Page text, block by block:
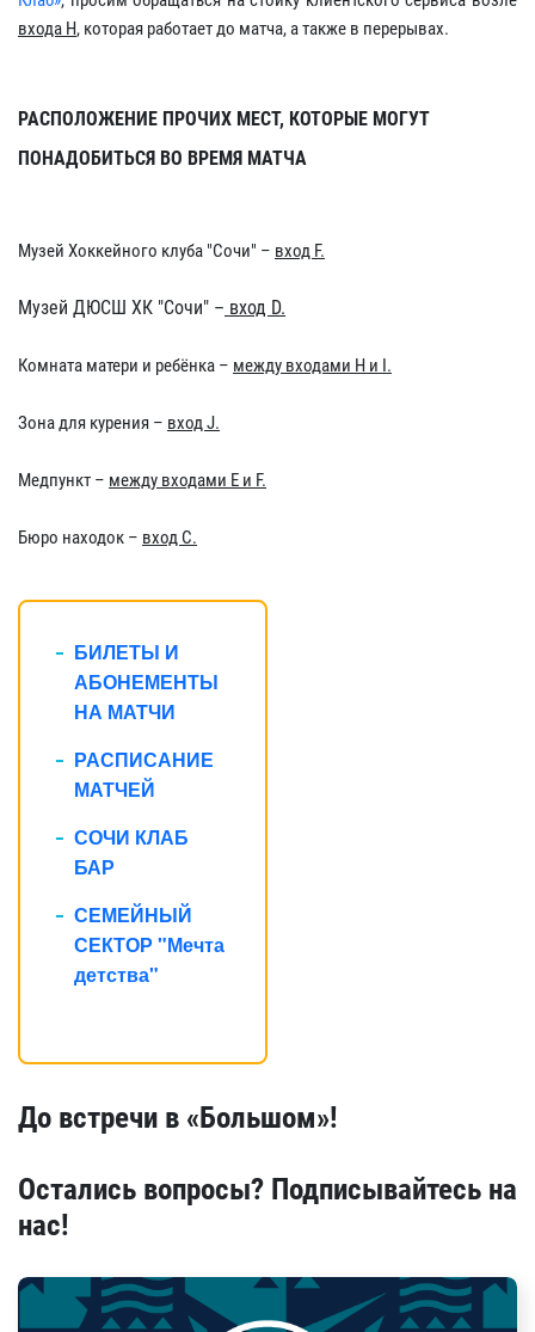
входа H, которая работает до матча, а также в перерывах.
РАСПОЛОЖЕНИЕ ПРОЧИХ МЕСТ, КОТОРЫЕ МОГУТ
ПОНАДОБИТЬСЯ ВО ВРЕМЯ МАТЧА
Музей Хоккейного клуба "Сочи" – вход F.
Музей ДЮСШ ХК "Сочи" – вход D.
Комната матери и ребёнка – между входами H и I.
Зона для курения – вход J.
Медпункт – между входами E и F.
Бюро находок – вход C.
БИЛЕТЫ И
АБОНЕМЕНТЫ
НА МАТЧИ
РАСПИСАНИЕ
МАТЧЕЙ
СОЧИ КЛАБ
БАР
СЕМЕЙНЫЙ
СЕКТОР "Мечта
детства"
До встречи в «Большом»!
Остались вопросы? Подписывайтесь на
нас!